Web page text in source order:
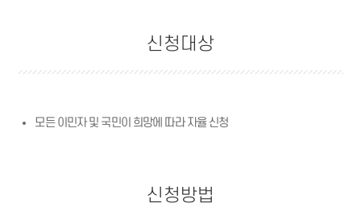
신청대상
모든 이민자 및 국민이 희망에 따라 자율 신청
신청방법